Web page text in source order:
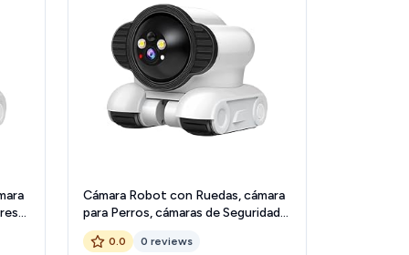
Cámara Robot con Ruedas, cámara
para Perros, cámaras de Seguridad
con Doble Lente para Ancianos y
en Interiores, Wi-fi
0.0 0 reviews